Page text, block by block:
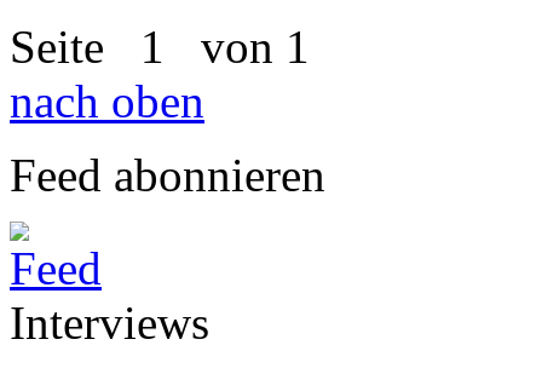
Seite 1 von 1
nach oben
Feed abonnieren
Interviews